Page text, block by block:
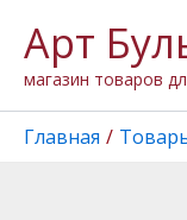
содержимому
Арт
магазин товаров
Главная